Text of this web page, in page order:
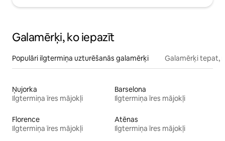
Galamērķi, ko iepazīt
Populāri ilgtermiņa uzturēšanās galamērķi Galamērķi tepat,
Ņujorka
Ilgtermiņa īres mājokļi
Barselona
Ilgtermiņa īres mājokļi
Florence
Ilgtermiņa īres mājokļi
Atēnas
Ilgtermiņa īres mājokļi